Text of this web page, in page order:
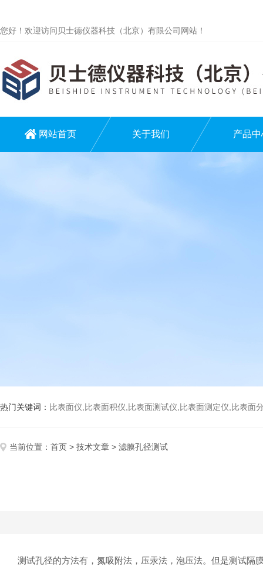
您好！欢迎访问贝士德仪器科技（北京）有限公司网站！
网站首页 关于我们 产品中
热门关键词： 比表面仪,比表面积仪,比表面测试仪,比表面测定仪,比表面分析仪,比表
当前位置： 首页 > 技术文章 > 滤膜孔径测试
测试孔径的方法有，氮吸附法，压汞法，泡压法。但是测试隔